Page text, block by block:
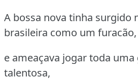
A bossa nova tinha surgido
brasileira como um furacão,
e ameaçava jogar toda
talentosa,